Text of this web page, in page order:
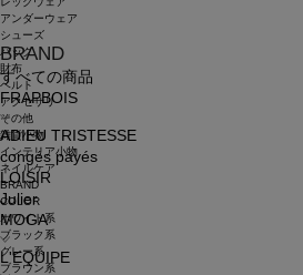
BRAND
すべての商品
FRAPBOIS
ADIEU TRISTESSE
congés payés
LOISIR
Julier
MOGA
L'EQUIPE
アンダーウェア
シューズ
バッグ
財布
ベルト
アクセサリ
その他
雑貨小物
インテリア小物
ネイルケア
BRAND
COLOR
ホワイト系
ブラック系
グレー系
ブラウン系